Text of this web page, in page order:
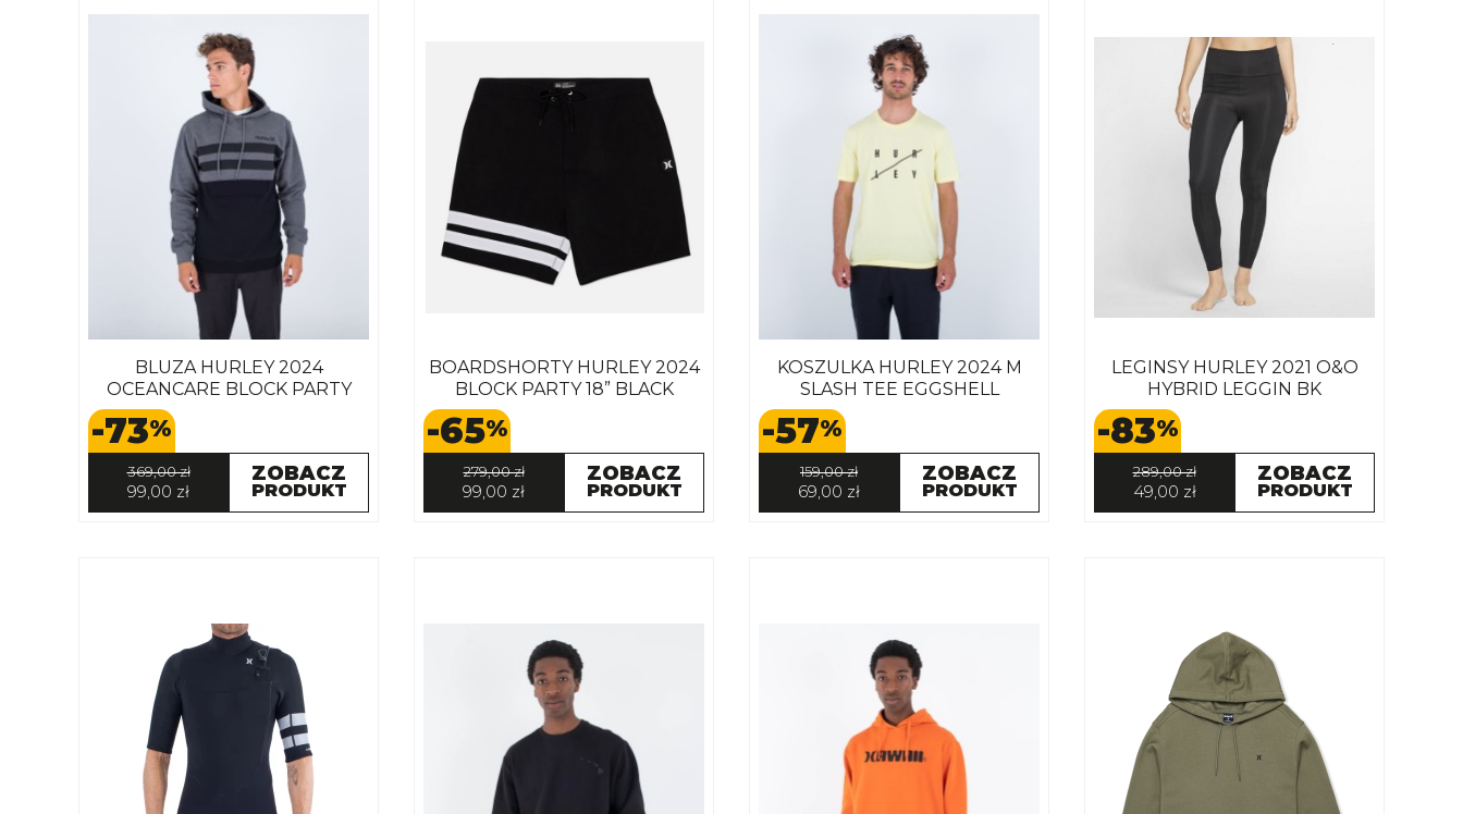
BLUZA HURLEY 2024
OCEANCARE BLOCK PARTY
-73%
369,00 zł
99,00 zł
ZOBACZ
PRODUKT
BOARDSHORTY HURLEY 2024
BLOCK PARTY 18” BLACK
-65%
279,00 zł
99,00 zł
ZOBACZ
PRODUKT
KOSZULKA HURLEY 2024 M
SLASH TEE EGGSHELL
-57%
159,00 zł
69,00 zł
ZOBACZ
PRODUKT
LEGINSY HURLEY 2021 O&O
HYBRID LEGGIN BK
-83%
289,00 zł
49,00 zł
ZOBACZ
PRODUKT